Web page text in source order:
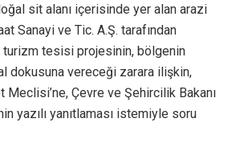
sit alanı içerisinde yer alan arazi
Sanayi ve Tic. A.Ş. tarafından
turizm tesisi projesinin, bölgenin
dokusuna vereceği zarara ilişkin,
Meclisi’ne, Çevre ve Şehircilik Bakanı
yazılı yanıtlaması istemiyle soru